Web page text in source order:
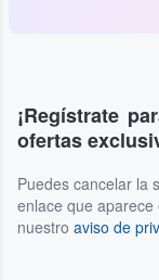
¡Regístrate
ofertas
Puedes cancelar la
enlace que
nuestro aviso de